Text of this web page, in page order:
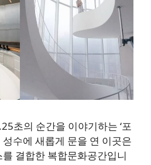
초의 순간을 이야기하는 ‘포
성수에 새롭게 문을 연 이곳은
결합한 복합문화공간입니